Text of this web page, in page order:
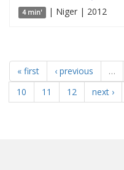
4 min' | Niger | 2012
« first ‹ previous …
10
11 12 next ›